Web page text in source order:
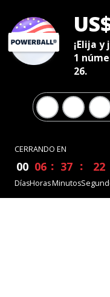
¡Elija
1
26.
CERRANDO EN
00
Días
06
Horas
37
Minutos
21